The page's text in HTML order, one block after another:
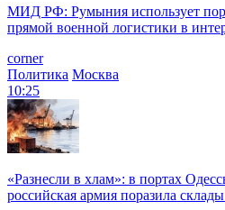
МИД РФ: Румыния использует
прямой военной логистики в
corner
Политика Москва
10:25
«Разнесли в хлам»: в портах
российская армия поразила